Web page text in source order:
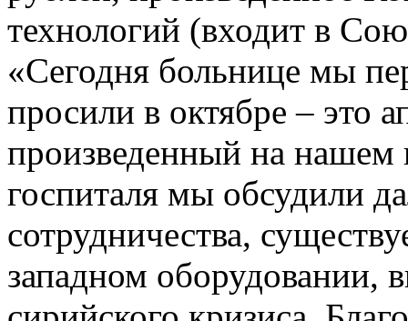
технологий (входит в
«Сегодня больнице мы
просили в октябре – это
произведенный на нашем
госпиталя мы обсудили
сотрудничества,
западном оборудовании,